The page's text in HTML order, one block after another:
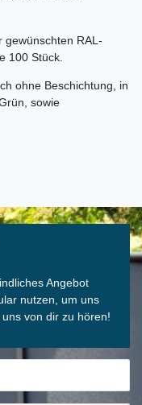
gewünschten RAL-
100 Stück.
ohne Beschichtung, in
sowie
Angebot
nutzen, um uns
von dir zu hören!